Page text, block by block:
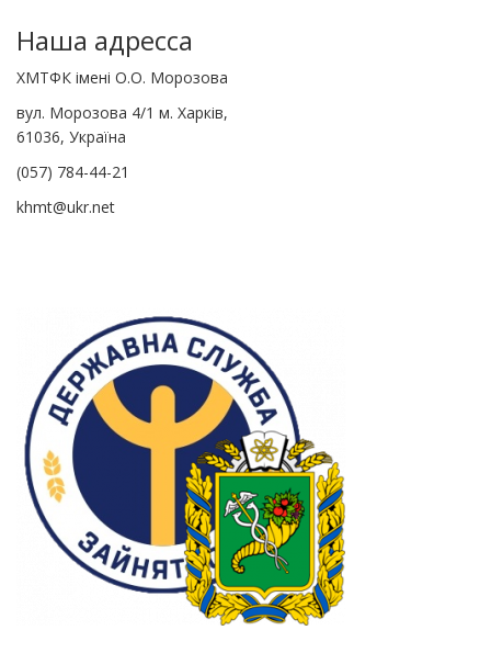
Наша адресса
ХМТФК імені О.О. Морозова
вул. Морозова 4/1 м. Харків,
61036, Україна
(057) 784-44-21
khmt@ukr.net